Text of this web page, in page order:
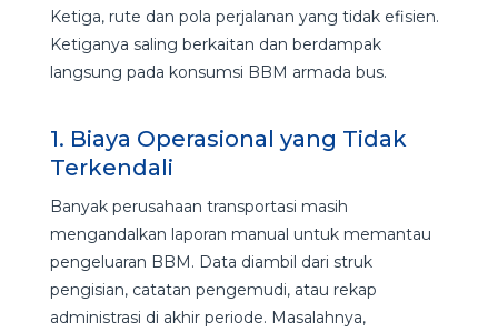
Ketiga, rute dan pola perjalanan yang tidak efisien.
Ketiganya saling berkaitan dan berdampak
langsung pada konsumsi BBM armada bus.
1. Biaya Operasional yang Tidak
Terkendali
Banyak perusahaan transportasi masih
mengandalkan laporan manual untuk memantau
pengeluaran BBM. Data diambil dari struk
pengisian, catatan pengemudi, atau rekap
administrasi di akhir periode. Masalahnya,